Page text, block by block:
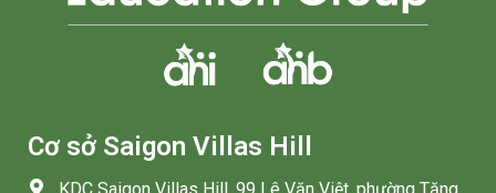
Cơ sở Saigon Villas Hill